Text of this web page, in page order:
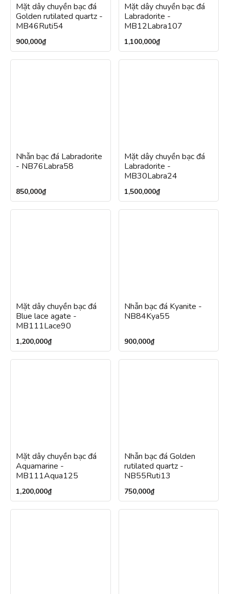
Mặt dây chuyền bạc đá
Golden rutilated quartz -
MB46Ruti54
900,000₫
Mặt dây chuyền bạc đá
Labradorite -
MB12Labra107
1,100,000₫
Nhẫn bạc đá Labradorite
- NB76Labra58
850,000₫
Mặt dây chuyền bạc đá
Labradorite -
MB30Labra24
1,500,000₫
Mặt dây chuyền bạc đá
Blue lace agate -
MB111Lace90
1,200,000₫
Nhẫn bạc đá Kyanite -
NB84Kya55
900,000₫
Mặt dây chuyền bạc đá
Aquamarine -
MB111Aqua125
1,200,000₫
Nhẫn bạc đá Golden
rutilated quartz -
NB55Ruti13
750,000₫